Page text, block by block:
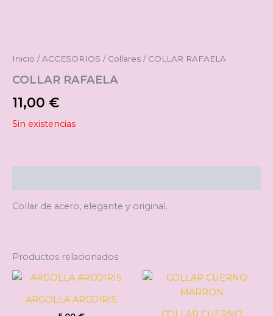
Inicio /ACCESORIOS / Collares / COLLAR RAFAELA
COLLAR RAFAELA
11,00 €
Sin existencias
Collar de acero, elegante y original.
Productos relacionados
ARGOLLA ARCOIRIS
Este